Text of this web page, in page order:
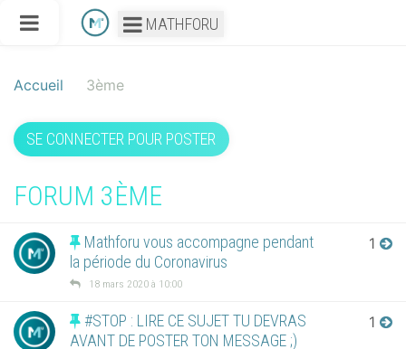
MATHFORU
Accueil 3ème
SE CONNECTER POUR POSTER
FORUM 3ÈME
Mathforu vous accompagne pendant
la période du Coronavirus
18 mars 2020 à 10:00
1
#STOP : LIRE CE SUJET TU DEVRAS
AVANT DE POSTER TON MESSAGE ;)
1